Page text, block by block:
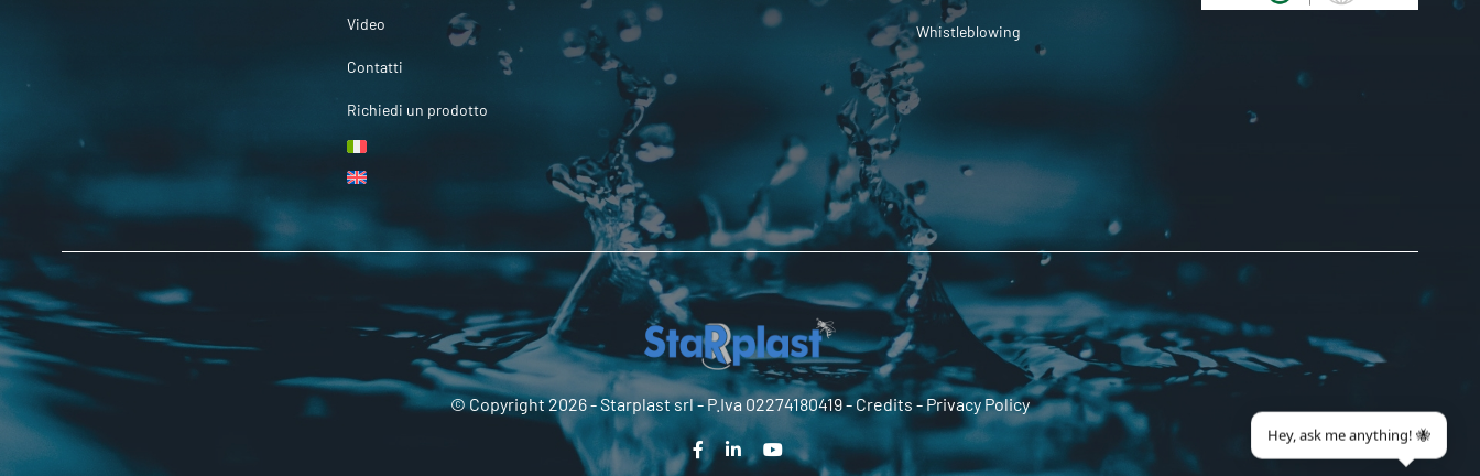
Video
Contatti
Richiedi un prodotto
Whistleblowing
© Copyright 2026 -Starplast srl- P.Iva 02274180419 - Credits -Privacy Policy